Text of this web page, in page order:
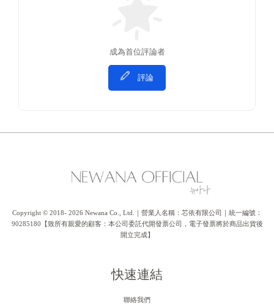
成為首位評論者
評論
Copyright © 2018- 2026 Newana Co., Ltd.｜營業人名稱：芯依有限公司｜統一編號：
90285180【致所有親愛的顧客：本公司委託代開發票公司，電子發票將於商品出貨後
開立完成】
快速連結
聯絡我們